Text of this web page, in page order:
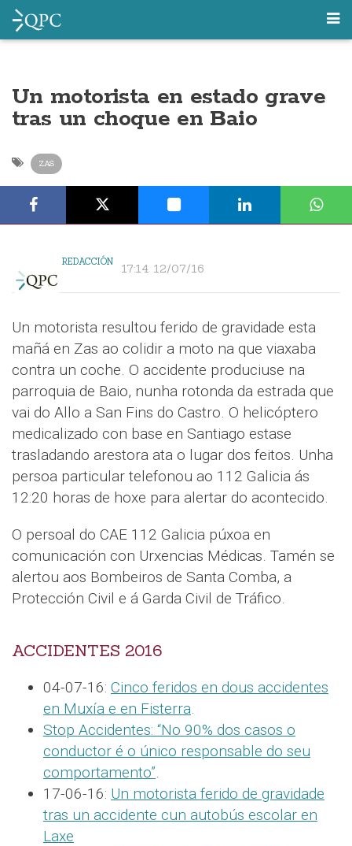
Un motorista en estado grave
tras un choque en Baio
ZAS
REDACCIÓN 17:14 12/07/16
Un motorista resultou ferido de gravidade esta
mañá en Zas ao colidir a moto na que viaxaba
contra un coche. O accidente produciuse na
parroquia de Baio, nunha rotonda da estrada que
vai do Allo a San Fins do Castro. O helicóptero
medicalizado con base en Santiago estase
trasladando arestora ata o lugar dos feitos. Unha
persoa particular telefonou ao 112 Galicia ás
12:20 horas de hoxe para alertar do acontecido.
O persoal do CAE 112 Galicia púxoa en
comunicación con Urxencias Médicas. Tamén se
alertou aos Bombeiros de Santa Comba, a
Protección Civil e á Garda Civil de Tráfico.
ACCIDENTES 2016
04-07-16: Cinco feridos en dous accidentes
en Muxía e en Fisterra.
Stop Accidentes: “No 90% dos casos o
conductor é o único responsable do seu
comportamento”.
17-06-16: Un motorista ferido de gravidade
tras un accidente cun autobús escolar en
Laxe